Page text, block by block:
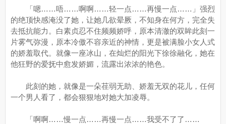
「嗯……唔……啊啊……轻一点……再慢一点……」强烈
的绝顶快感淹没了她，让她几欲晕厥，不知身在何方，完全失
去抵抗能力。白素贞忍不住频频娇呼，原本清澈的双眸此刻一
片雾气弥漫，原本冷傲不容亲近的神情，更是被满脸小女人式
的娇羞取代。就像一座冰山，在灿烂的阳光下徐徐融化，她在
他狂野的爱抚中愈发娇媚，流露出浓浓的艳色。
此刻的她，就像是一朵荏弱无助、娇羞无双的花儿，任何
一个男人看了，都会狠狠地对她大加凌辱。
「啊啊……慢一点……再慢一点……我受不了了……